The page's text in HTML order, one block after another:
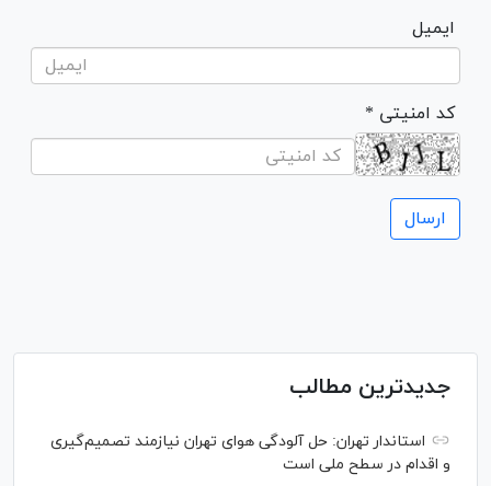
ایمیل
* کد امنیتی
جدیدترین مطالب
استاندار تهران: حل آلودگی هوای تهران نیازمند تصمیم‌گیری
و اقدام در سطح ملی است